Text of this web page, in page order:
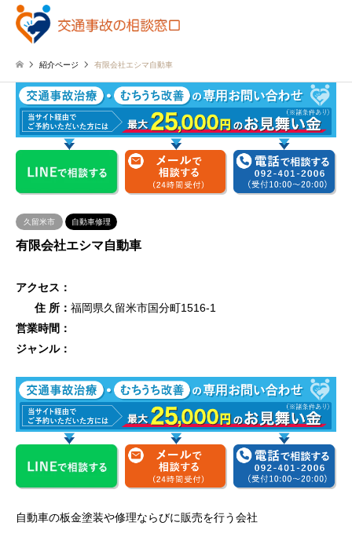
紹介ページ 有限会社エシマ自動車
久留米市 自動車修理
有限会社エシマ自動車
アクセス：
住 所： 福岡県久留米市国分町1516-1
営業時間：
ジャンル：
自動車の板金塗装や修理ならびに販売を行う会社